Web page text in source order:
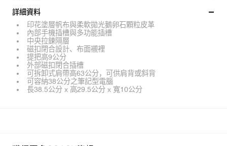
詳細資料
印花塗層帆布與柔軟拋光鵝卵石顆粒皮革
內部手機插槽與多功能插槽
中央拉鍊隔層
磁扣閉合設計、布面襯裡
提把高9公分
外部磁扣閉合插槽
可拆卸式肩帶高63公分，可供肩背或斜背
可容納38公分之筆記型電腦
長38.5公分 x 高29.5公分 x 寬10公分